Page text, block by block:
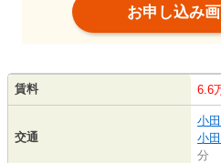
お申し込み
賃料 6.6
交通
小
小
分